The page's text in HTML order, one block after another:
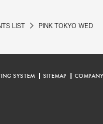
LIST PINK TOKYO WED
SYSTEM SITEMAP COMPANY